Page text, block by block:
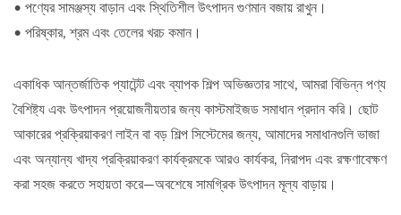
• পণ্যের সামঞ্জস্য বাড়ান এবং স্থিতিশীল উৎপাদন গুণমান বজায় রাখুন।
• পরিষ্কার, শ্রম এবং তেলের খরচ কমান।
একাধিক আন্তর্জাতিক প্যাটেন্ট এবং ব্যাপক শিল্প অভিজ্ঞতার সাথে, আমরা বিভিন্ন পণ্য
বৈশিষ্ট্য এবং উৎপাদন প্রয়োজনীয়তার জন্য কাস্টমাইজড সমাধান প্রদান করি। ছোট
আকারের প্রক্রিয়াকরণ লাইন বা বড় শিল্প সিস্টেমের জন্য, আমাদের সমাধানগুলি ভাজা
এবং অন্যান্য খাদ্য প্রক্রিয়াকরণ কার্যক্রমকে আরও কার্যকর, নিরাপদ এবং রক্ষণাবেক্ষণ
করা সহজ করতে সহায়তা করে—অবশেষে সামগ্রিক উৎপাদন মূল্য বাড়ায়।